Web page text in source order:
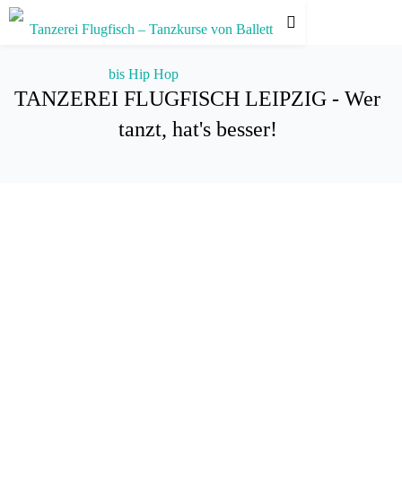
TANZEREI FLUGFISCH LEIPZIG - Wer
tanzt, hat's besser!